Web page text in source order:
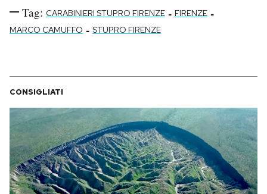
Tag: CARABINIERI STUPRO FIRENZE - FIRENZE -
MARCO CAMUFFO - STUPRO FIRENZE
CONSIGLIATI